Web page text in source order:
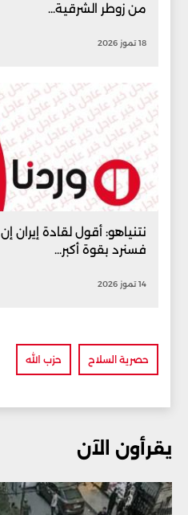
من زوطر الشرقية...
18 تموز 2026
نتنياهو: أقول لقادة إيران
فسنرد بقوة أكبر...
14 تموز 2026
حصرية السلاح حزب الله
يقرأون الآن